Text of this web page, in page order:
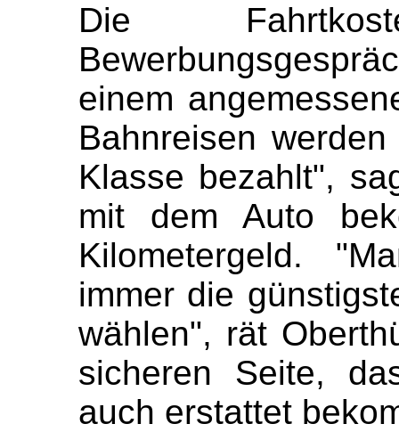
Die
einem
Bahnreisen
Klasse bezahlt",
mit dem Auto
Kilometergeld.
immer die
wählen", rät
sicheren Seite,
auch erstattet